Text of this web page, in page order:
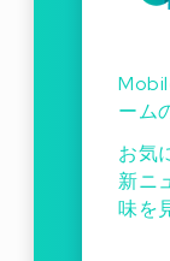
ーム
お気
新ニ
味を